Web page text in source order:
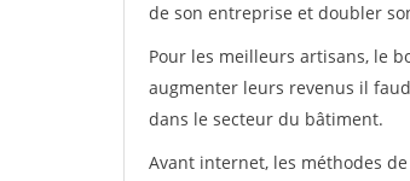
de son entreprise et doubler
Pour les meilleurs artisans, le
augmenter leurs revenus il
dans le secteur du bâtiment.
Avant internet, les méthodes